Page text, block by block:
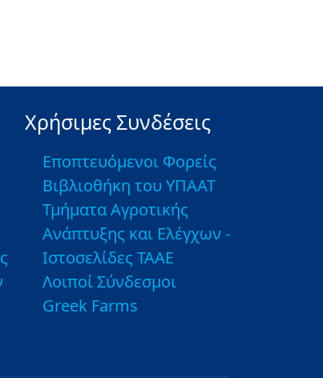
Χρήσιμες Συνδέσεις
Εποπτευόμενοι Φορείς
Βιβλιοθήκη του ΥΠΑΑΤ
Τμήματα Αγροτικής
Ανάπτυξης και Ελέγχων -
Ιστοσελίδες ΤΑΑΕ
Λοιποί Σύνδεσμοι
Greek Farms